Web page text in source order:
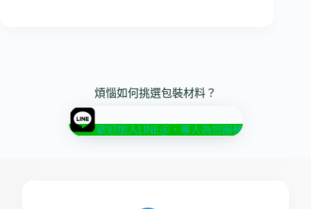
煩惱如何挑選包裝材料？
歡迎加入LINE@，專人為您服務